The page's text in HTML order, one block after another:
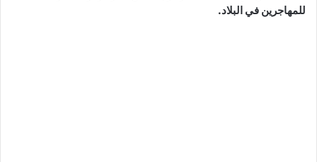
للمهاجرين في البلاد.